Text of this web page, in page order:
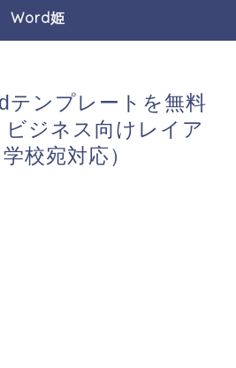
Word姫
テンプレートを無料
ジネス向けレイア
校宛対応）